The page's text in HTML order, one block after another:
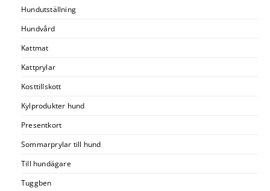
Hundutställning
Hundvård
Kattmat
Kattprylar
Kosttillskott
Kylprodukter hund
Presentkort
Sommarprylar till hund
Till hundägare
Tuggben